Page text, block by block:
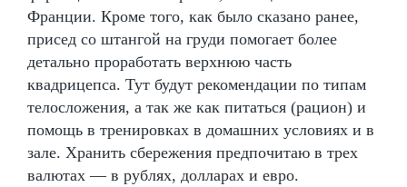
Франции. Кроме того, как было сказано ранее,
присед со штангой на груди помогает более
детально проработать верхнюю часть
квадрицепса. Тут будут рекомендации по типам
телосложения, а так же как питаться (рацион) и
помощь в тренировках в домашних условиях и в
зале. Хранить сбережения предпочитаю в трех
валютах — в рублях, долларах и евро.